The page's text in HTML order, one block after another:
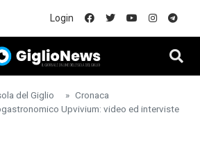
Login
del Giglio
Cronaca
Upvivium: video ed interviste